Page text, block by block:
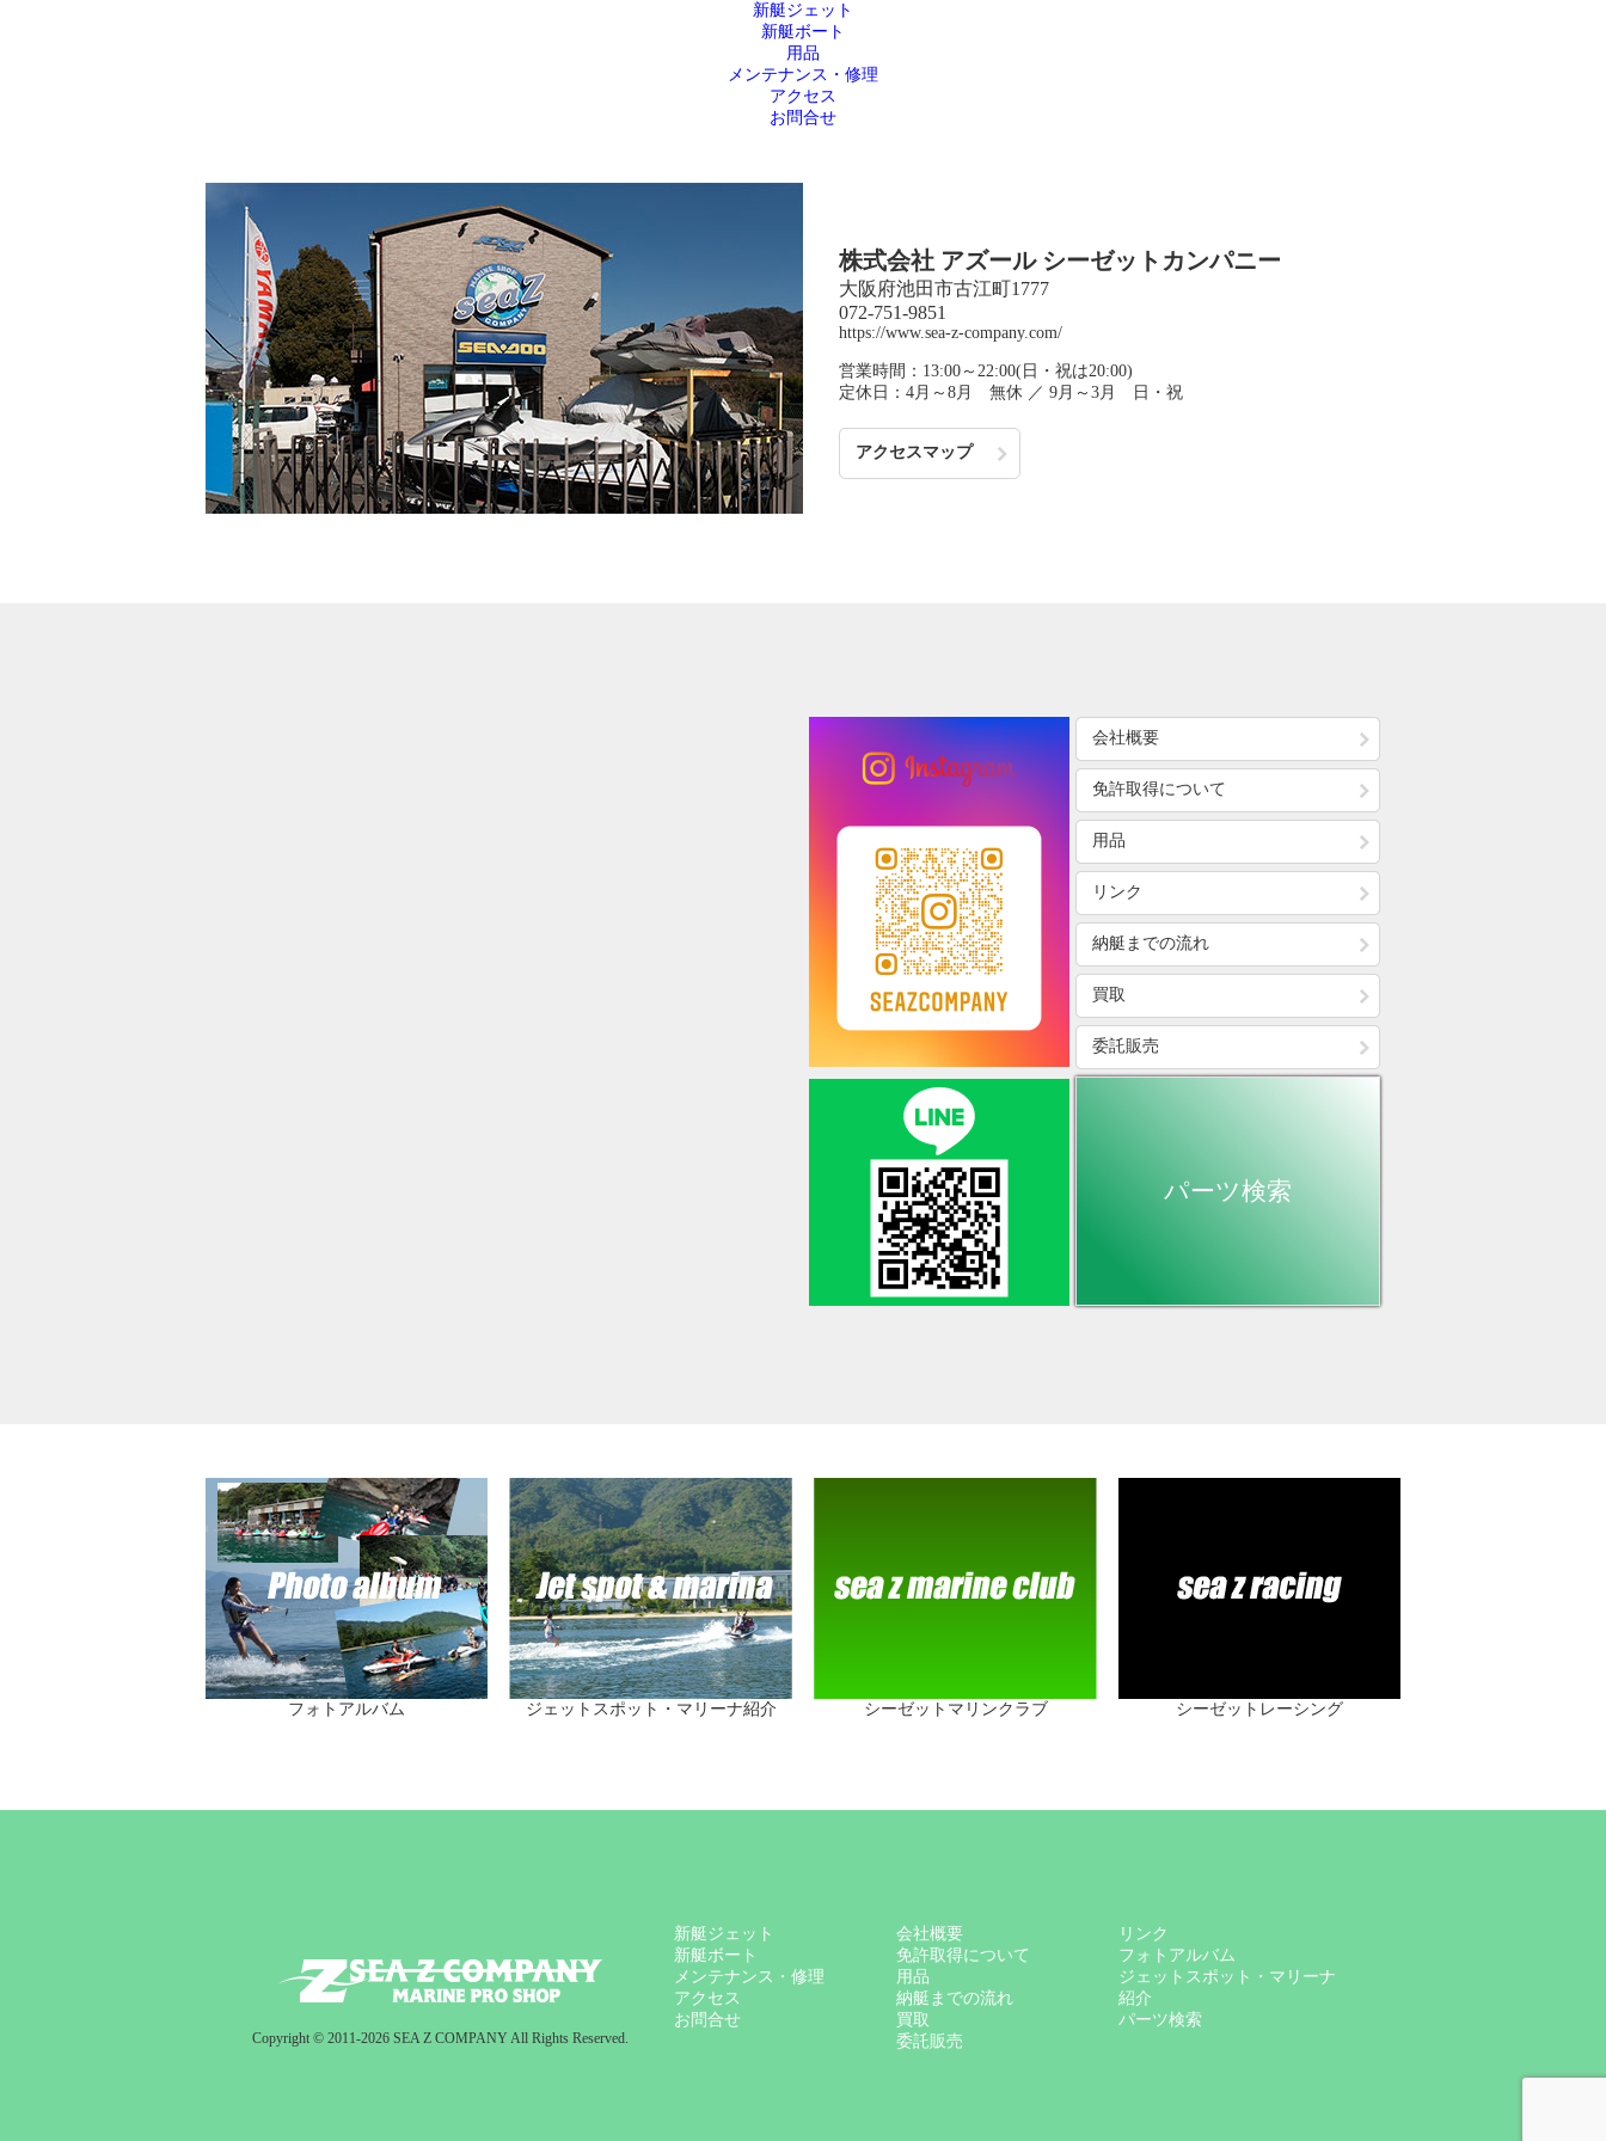
新艇ジェット
新艇ボート
用品
メンテナンス・修理
アクセス
お問合せ
株式会社 アズール シーゼットカンパニー
大阪府池田市古江町1777
072-751-9851
https://www.sea-z-company.com/
営業時間：13:00～22:00(日・祝は20:00)
定休日：4月～8月 無休 ／ 9月～3月 日・祝
アクセスマップ
会社概要
免許取得について
用品
リンク
納艇までの流れ
買取
委託販売
パーツ検索
フォトアルバム ジェットスポット・マリーナ紹介 シーゼットマリンクラブ シーゼットレーシング
Copyright © 2011-2026 SEA Z COMPANY All Rights Reserved.
新艇ジェット
新艇ボート
メンテナンス・修理
アクセス
お問合せ
会社概要
免許取得について
用品
納艇までの流れ
買取
委託販売
リンク
フォトアルバム
ジェットスポット・マリーナ
紹介
パーツ検索